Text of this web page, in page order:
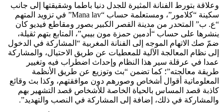
وعلاقة بتورط الفنانة المثيرة للجدل دنيا باطما وشقيقتها إلى جانب
سكينة “كلامور”، ومستعلمة حساب “Mana lav” في تزويد المتهم
“ع. ب” المتحدر من مدينة القصر الكبير بصور ومقاطع فيديو كان
ينشرها على حساب “أدمين حمزة مون بيبي”، المتابع بتهم ثقيلة،
ضمّ صك الاتهام الموجه إلى الفنانة المغربية “المشاركة في الدخول
إلى نظام المعالجة الآلية للمعطيات عن طريق الاحتيال، والمشاركة
عمدا في عرقلة سير هذا النظام وإحداث اضطراب فيه وتغيير
طريقة معالجته”؛ كما تضمن “بث وتوزيع عن طريق الأنظمة
المعلوماتية أقوال أشخاص وصورهم دون موافقتهم، وكذا بث وقائع
كاذبة قصد المساس بالحياة الخاصة للأشخاص قصد التشهير بهم
والمشاركة في ذلك، إضافة إلى المشاركة في النصب والتهديد”.